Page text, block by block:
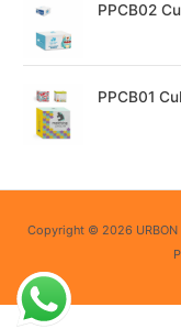
PPCB02
PPCB01
Copyright © 2026 URBON